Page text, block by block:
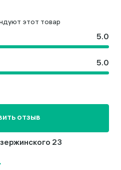
23
этот товар
отзыв